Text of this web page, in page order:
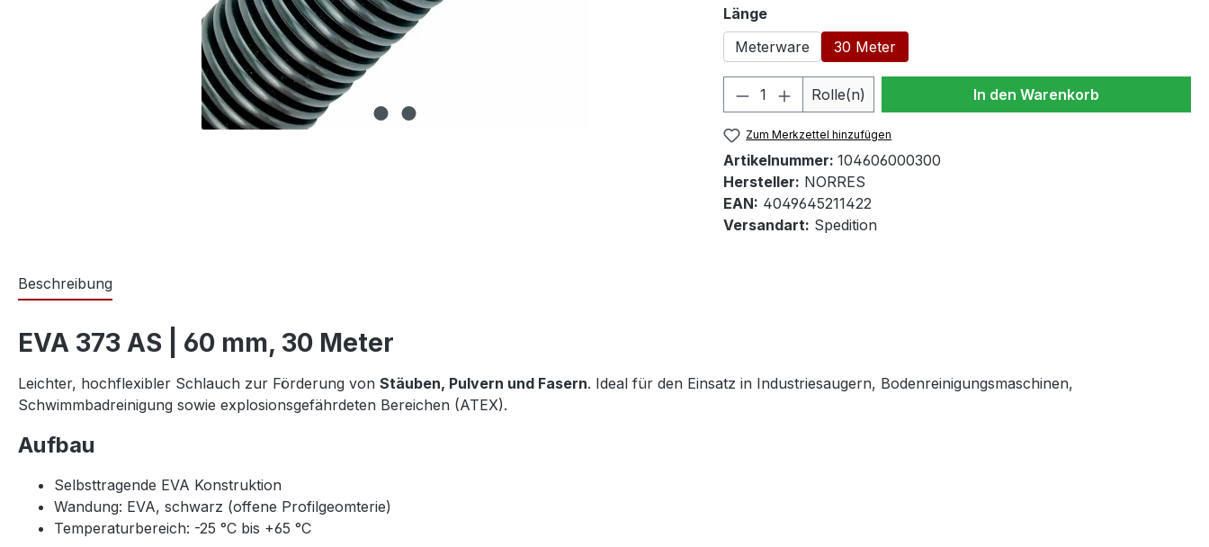
Längeauswählen
Meterware
30 Meter
Produkt Anzahl: Gib den gewünschten Wert
Rolle(n) In den Warenkorb
Zum Merkzettel hinzufügen
Artikelnummer: 104606000300
Hersteller: NORRES
EAN: 4049645211422
Versandart: Spedition
Beschreibung
EVA 373 AS | 60 mm, 30 Meter
Leichter, hochflexibler Schlauch zur Förderung von Stäuben, Pulvern und Fasern. Ideal für den Einsatz in Industriesaugern, Bodenreinigungsmaschinen,
Schwimmbadreinigung sowie explosionsgefährdeten Bereichen (ATEX).
Aufbau
Selbsttragende EVA Konstruktion
Wandung: EVA, schwarz (offene Profilgeomterie)
Temperaturbereich: -25 °C bis +65 °C